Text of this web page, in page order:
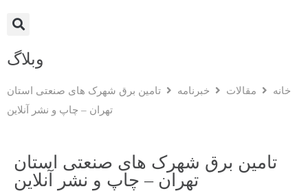
وبلاگ
خانه مقالات خبرنامه
تامین برق شهرک‌ های صنعتی استان
تهران – چاپ و نشر آنلاین
تامین برق شهرک‌ های صنعتی استان
تهران – چاپ و نشر آنلاین